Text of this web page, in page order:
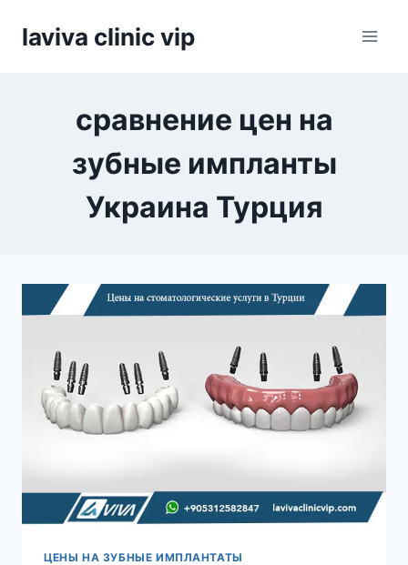
laviva clinic vip
сравнение цен на
зубные импланты
Украина Турция
ЦЕНЫ НА ЗУБНЫЕ ИМПЛАНТАТЫ